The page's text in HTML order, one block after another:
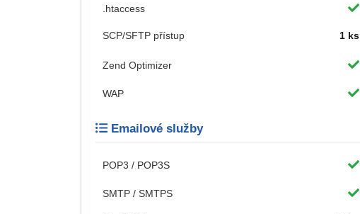
.htaccess
SCP/SFTP přístup 1 ks
Zend Optimizer
WAP
Emailové služby
POP3 / POP3S
SMTP / SMTPS